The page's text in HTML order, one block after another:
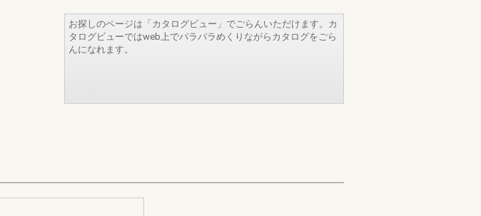
お探しのページは「カタログビュー」でごらんいただけます。カ
タログビューではweb上でパラパラめくりながらカタログをごら
んになれます。